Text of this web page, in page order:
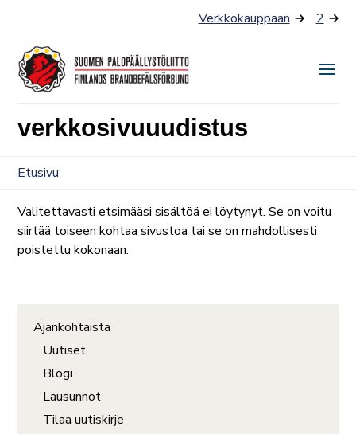
Verkkokauppaan 2
verkkosivuuudistus
Etusivu
Valitettavasti etsimääsi sisältöä ei löytynyt. Se on voitu
siirtää toiseen kohtaa sivustoa tai se on mahdollisesti
poistettu kokonaan.
Ajankohtaista
Uutiset
Blogi
Lausunnot
Tilaa uutiskirje